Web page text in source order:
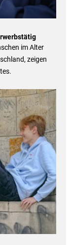
im Alter
zeigen